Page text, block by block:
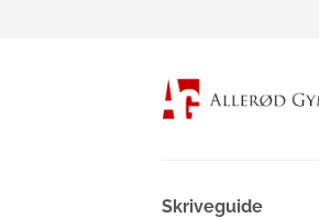
Skriveguide